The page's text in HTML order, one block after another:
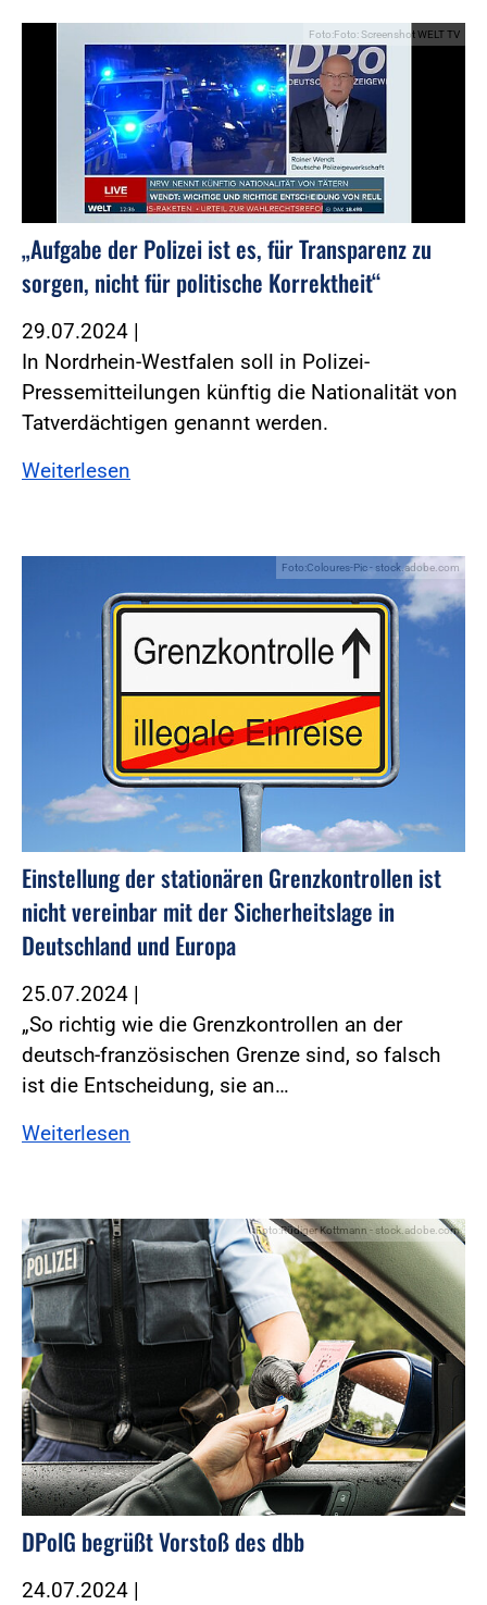
Foto:Foto: Screenshot WELT TV
„Aufgabe der Polizei ist es, für Transparenz zu
sorgen, nicht für politische Korrektheit“
29.07.2024 |
In Nordrhein-Westfalen soll in Polizei-
Pressemitteilungen künftig die Nationalität von
Tatverdächtigen genannt werden.
Weiterlesen
Foto:Coloures-Pic - stock.adobe.com
Einstellung der stationären Grenzkontrollen ist
nicht vereinbar mit der Sicherheitslage in
Deutschland und Europa
25.07.2024 |
„So richtig wie die Grenzkontrollen an der
deutsch-französischen Grenze sind, so falsch
ist die Entscheidung, sie an…
Weiterlesen
Foto:Rüdiger Kottmann - stock.adobe.com
DPolG begrüßt Vorstoß des dbb
24.07.2024 |